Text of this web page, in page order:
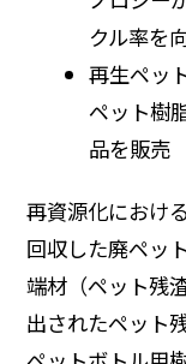
クル率を
再生ペッ
ペット樹
品を販売
再資源化におけ
回収した廃ペッ
端材（ペット残
出されたペット